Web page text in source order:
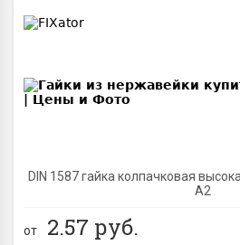
DIN 1587 гайка колпачковая
А2
от 2.57 руб.